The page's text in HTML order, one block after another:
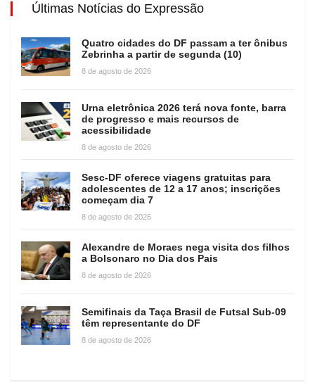
Últimas Notícias do Expressão
Quatro cidades do DF passam a ter ônibus
Zebrinha a partir de segunda (10)
8 de agosto de 2026
Urna eletrônica 2026 terá nova fonte, barra
de progresso e mais recursos de
acessibilidade
8 de agosto de 2026
Sesc-DF oferece viagens gratuitas para
adolescentes de 12 a 17 anos; inscrições
começam dia 7
8 de agosto de 2026
Alexandre de Moraes nega visita dos filhos
a Bolsonaro no Dia dos Pais
8 de agosto de 2026
Semifinais da Taça Brasil de Futsal Sub-09
têm representante do DF
8 de agosto de 2026